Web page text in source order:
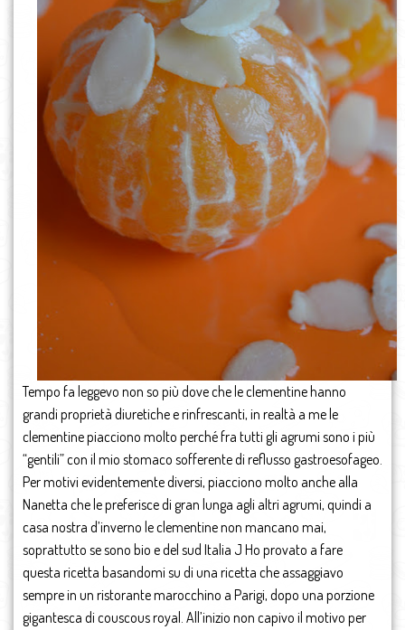
Tempo fa leggevo non so più dove che le clementine hanno
grandi proprietà diuretiche e rinfrescanti, in realtà a me le
clementine piacciono molto perché fra tutti gli agrumi sono i più
“gentili” con il mio stomaco sofferente di reflusso gastroesofageo.
Per motivi evidentemente diversi, piacciono molto anche alla
Nanetta che le preferisce di gran lunga agli altri agrumi, quindi a
casa nostra d’inverno le clementine non mancano mai,
soprattutto se sono bio e del sud Italia J Ho provato a fare
questa ricetta basandomi su di una ricetta che assaggiavo
sempre in un ristorante marocchino a Parigi, dopo una porzione
gigantesca di couscous royal. All’inizio non capivo il motivo per